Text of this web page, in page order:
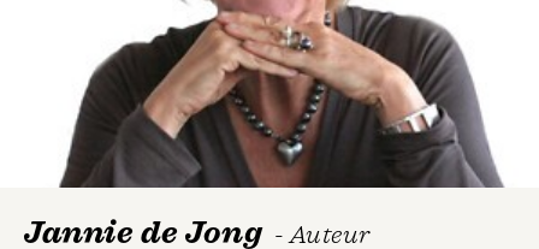
Jannie de Jong - Auteur